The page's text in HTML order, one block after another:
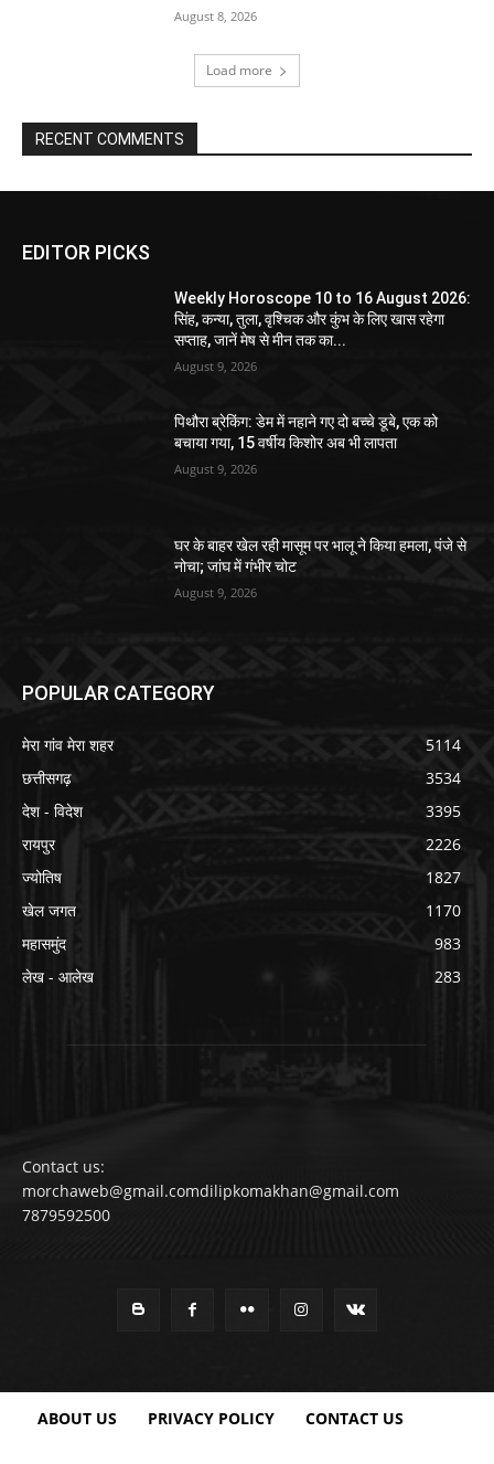
August 8, 2026
Load more
RECENT COMMENTS
EDITOR PICKS
Weekly Horoscope 10 to 16 August 2026:
सिंह, कन्या, तुला, वृश्चिक और कुंभ के लिए खास रहेगा
सप्ताह, जानें मेष से मीन तक का...
August 9, 2026
पिथौरा ब्रेकिंग: डेम में नहाने गए दो बच्चे डूबे, एक को
बचाया गया, 15 वर्षीय किशोर अब भी लापता
August 9, 2026
घर के बाहर खेल रही मासूम पर भालू ने किया हमला, पंजे से
नोचा; जांघ में गंभीर चोट
August 9, 2026
POPULAR CATEGORY
मेरा गांव मेरा शहर
5114
छत्तीसगढ़
3534
देश - विदेश
3395
रायपुर
2226
ज्योतिष
1827
खेल जगत
1170
महासमुंद
983
लेख - आलेख
283
Contact us:
morchaweb@gmail.comdilipkomakhan@gmail.com
7879592500
ABOUT US PRIVACY POLICY CONTACT US